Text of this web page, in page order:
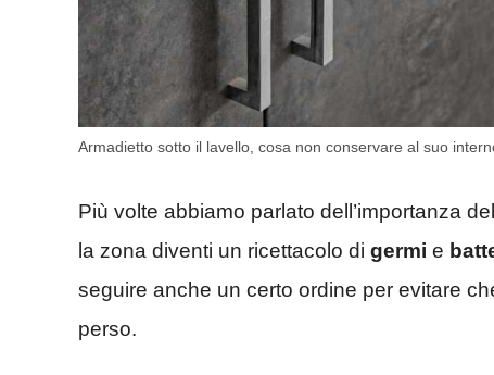
Armadietto sotto il lavello, cosa non conservare al suo
Più volte abbiamo parlato dell’importanza
la zona diventi un ricettacolo di germi e
seguire anche un certo ordine per evitare
perso.